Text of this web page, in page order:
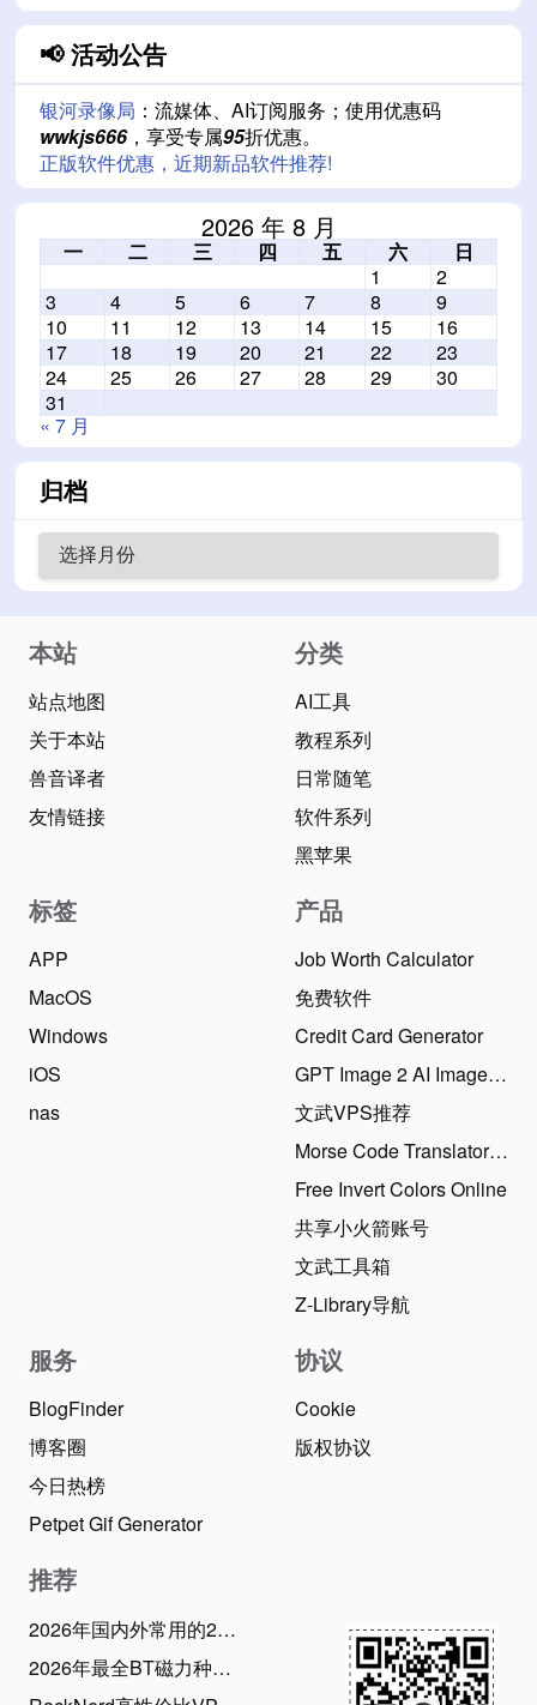
📢 活动公告
银河录像局 ：流媒体、AI订阅服务；使用优惠码
wwkjs666，享受专属95折优惠。
正版软件优惠，近期新品软件推荐!
2026 年 8 月
一 二 三 四 五 六
日
1
2
3
4 5 6 7 8
9
10
11 12 13 14 15
16
17
18 19 20 21 22
23
24
25 26 27 28 29
30
31
« 7 月
归档
本站
站点地图
关于本站
兽音译者
友情链接
分类
AI工具
教程系列
日常随笔
软件系列
黑苹果
标签
APP
MacOS
Windows
iOS
nas
产品
Job Worth Calculator
免费软件
Credit Card Generator
GPT Image 2 AI Image Generator
文武VPS推荐
Morse Code Translator Online
Free Invert Colors Online
共享小火箭账号
文武工具箱
Z-Library导航
服务
BlogFinder
博客圈
今日热榜
Petpet Gif Generator
协议
Cookie
版权协议
推荐
2026年国内外常用的28款BT磁力下载工具推荐：老司机必备！
2026年最全BT磁力种子搜索引擎网站，资源应有尽有